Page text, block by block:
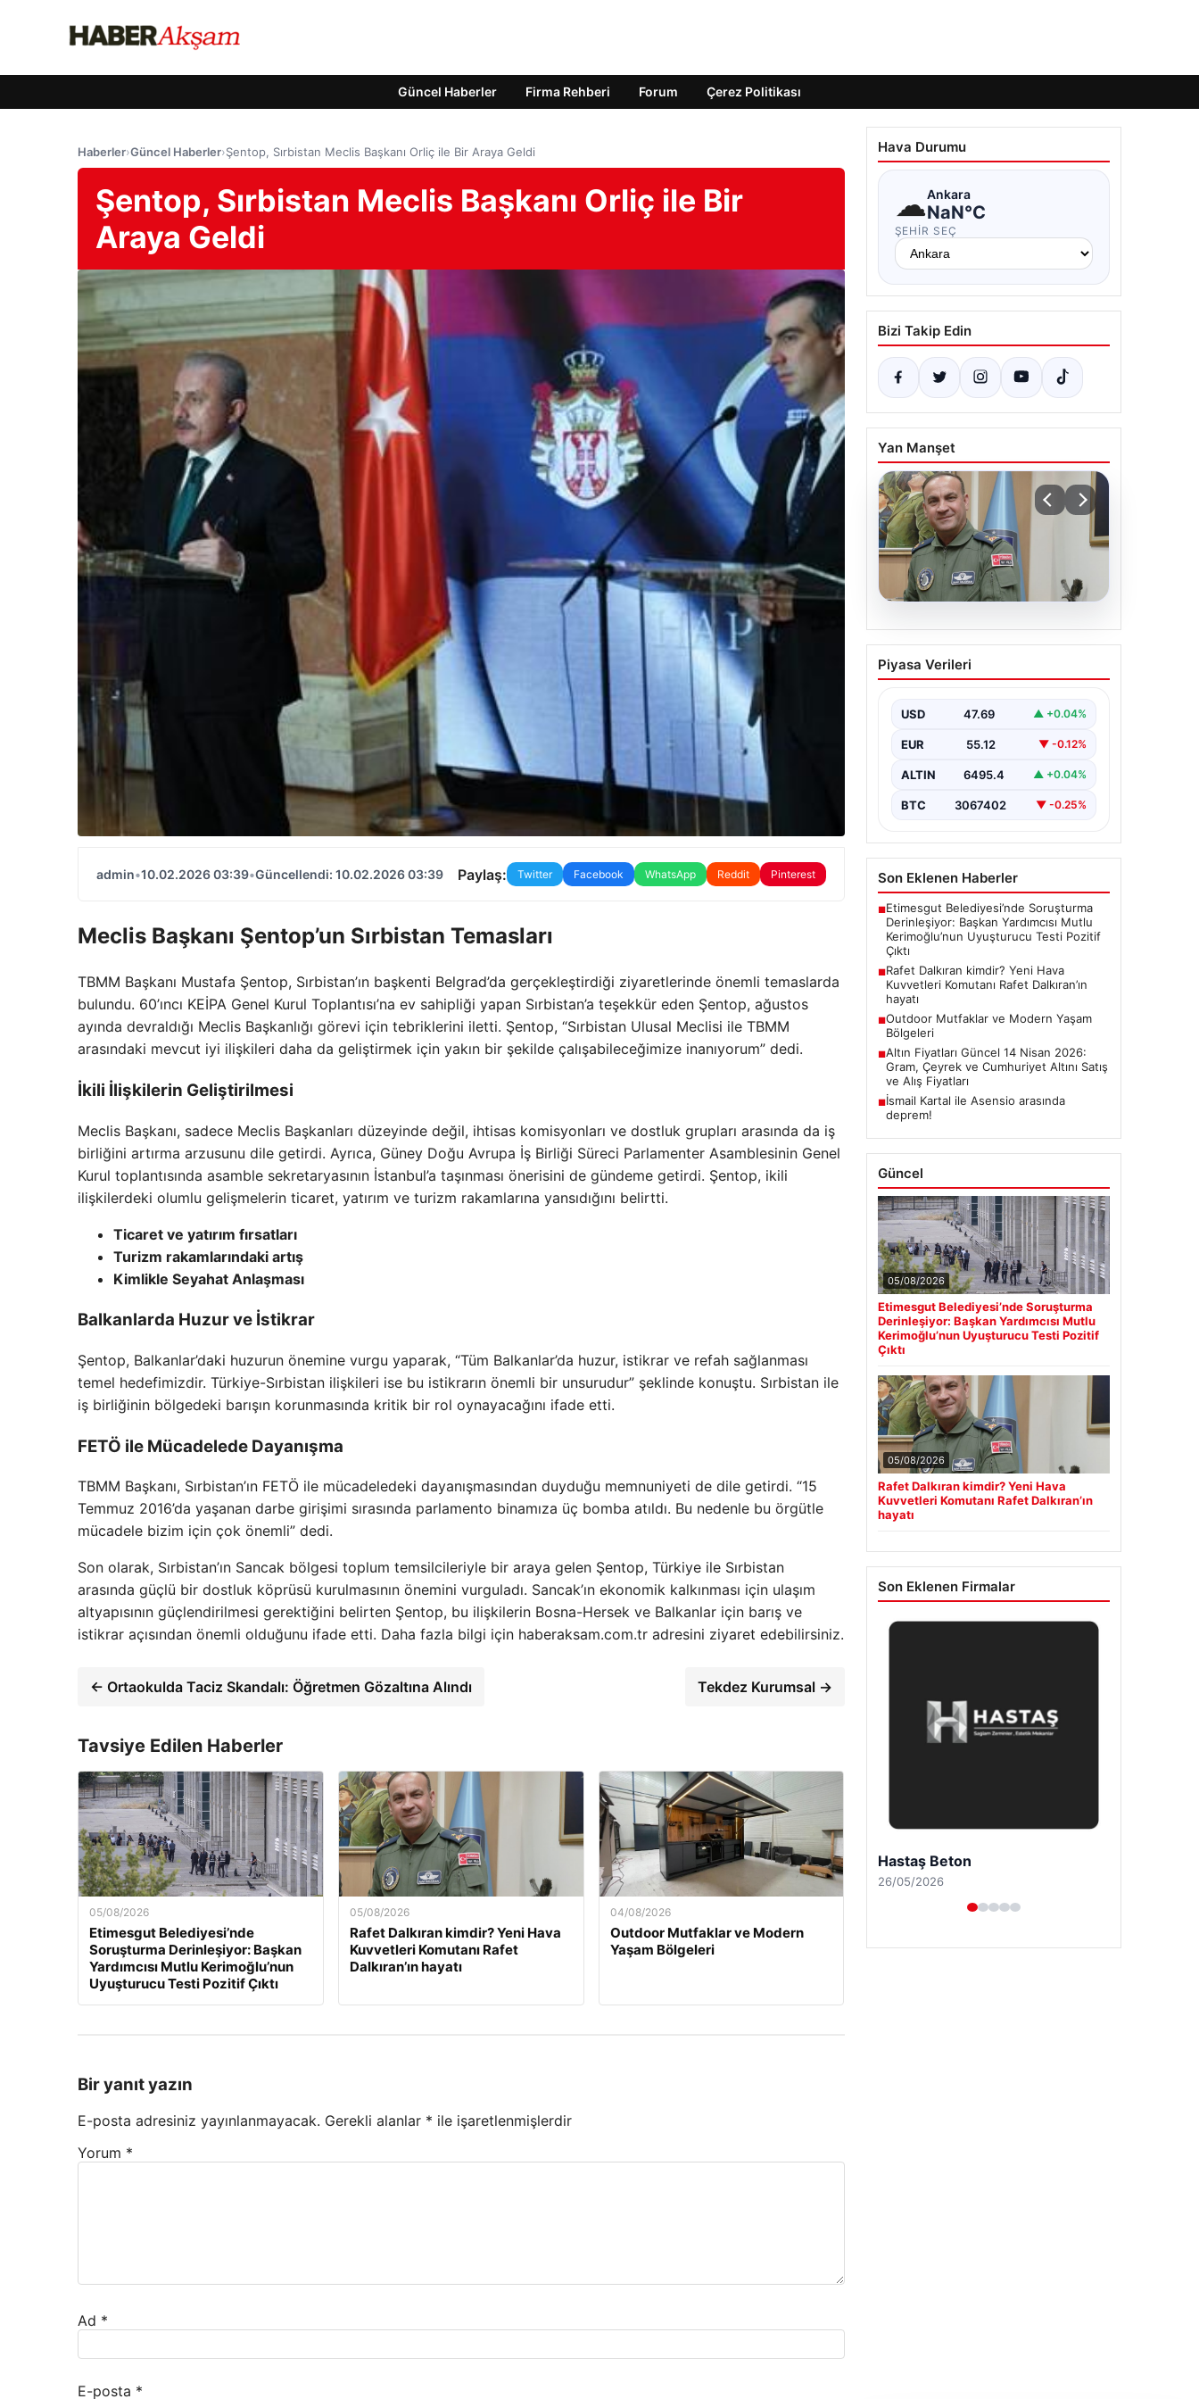
Güncel Haberler Firma Rehberi Forum Çerez Politikası
Haberler›Güncel Haberler›Şentop, Sırbistan Meclis Başkanı Orliç ile Bir Araya Geldi
Şentop, Sırbistan Meclis Başkanı Orliç ile Bir
Araya Geldi
admin•10.02.2026 03:39•Güncellendi: 10.02.2026 03:39 Paylaş: Twitter Facebook WhatsApp Reddit Pinterest
Meclis Başkanı Şentop’un Sırbistan Temasları
TBMM Başkanı Mustafa Şentop, Sırbistan’ın başkenti Belgrad’da gerçekleştirdiği ziyaretlerinde önemli temaslarda
bulundu. 60’ıncı KEİPA Genel Kurul Toplantısı’na ev sahipliği yapan Sırbistan’a teşekkür eden Şentop, ağustos
ayında devraldığı Meclis Başkanlığı görevi için tebriklerini iletti. Şentop, “Sırbistan Ulusal Meclisi ile TBMM
arasındaki mevcut iyi ilişkileri daha da geliştirmek için yakın bir şekilde çalışabileceğimize inanıyorum” dedi.
İkili İlişkilerin Geliştirilmesi
Meclis Başkanı, sadece Meclis Başkanları düzeyinde değil, ihtisas komisyonları ve dostluk grupları arasında da iş
birliğini artırma arzusunu dile getirdi. Ayrıca, Güney Doğu Avrupa İş Birliği Süreci Parlamenter Asamblesinin Genel
Kurul toplantısında asamble sekretaryasının İstanbul’a taşınması önerisini de gündeme getirdi. Şentop, ikili
ilişkilerdeki olumlu gelişmelerin ticaret, yatırım ve turizm rakamlarına yansıdığını belirtti.
Ticaret ve yatırım fırsatları
Turizm rakamlarındaki artış
Kimlikle Seyahat Anlaşması
Balkanlarda Huzur ve İstikrar
Şentop, Balkanlar’daki huzurun önemine vurgu yaparak, “Tüm Balkanlar’da huzur, istikrar ve refah sağlanması
temel hedefimizdir. Türkiye-Sırbistan ilişkileri ise bu istikrarın önemli bir unsurudur” şeklinde konuştu. Sırbistan ile
iş birliğinin bölgedeki barışın korunmasında kritik bir rol oynayacağını ifade etti.
FETÖ ile Mücadelede Dayanışma
TBMM Başkanı, Sırbistan’ın FETÖ ile mücadeledeki dayanışmasından duyduğu memnuniyeti de dile getirdi. “15
Temmuz 2016’da yaşanan darbe girişimi sırasında parlamento binamıza üç bomba atıldı. Bu nedenle bu örgütle
mücadele bizim için çok önemli” dedi.
Son olarak, Sırbistan’ın Sancak bölgesi toplum temsilcileriyle bir araya gelen Şentop, Türkiye ile Sırbistan
arasında güçlü bir dostluk köprüsü kurulmasının önemini vurguladı. Sancak’ın ekonomik kalkınması için ulaşım
altyapısının güçlendirilmesi gerektiğini belirten Şentop, bu ilişkilerin Bosna-Hersek ve Balkanlar için barış ve
istikrar açısından önemli olduğunu ifade etti. Daha fazla bilgi için haberaksam.com.tr adresini ziyaret edebilirsiniz.
← Ortaokulda Taciz Skandalı: Öğretmen Gözaltına Alındı Tekdez Kurumsal →
Tavsiye Edilen Haberler
05/08/2026
Etimesgut Belediyesi’nde
Soruşturma Derinleşiyor: Başkan
Yardımcısı Mutlu Kerimoğlu’nun
Uyuşturucu Testi Pozitif Çıktı
05/08/2026
Rafet Dalkıran kimdir? Yeni Hava
Kuvvetleri Komutanı Rafet
Dalkıran’ın hayatı
04/08/2026
Outdoor Mutfaklar ve Modern
Yaşam Bölgeleri
Bir yanıt yazın
E-posta adresiniz yayınlanmayacak. Gerekli alanlar * ile işaretlenmişlerdir
Yorum *
Ad *
E-posta *
Hava Durumu
☁Ankara
NaN°C
ŞEHIR SEÇ
Bizi Takip Edin
Yan Manşet
Rafet Dalkıran kimdir?
Yeni Hava Kuvvetleri
Dalkıran’ın hayatı
Piyasa Verileri
USD 47.69 ▲ +0.04%
EUR 55.12 ▼ -0.12%
ALTIN 6495.4 ▲ +0.04%
BTC 3067402 ▼ -0.25%
Son Eklenen Haberler
■Etimesgut Belediyesi’nde Soruşturma
Derinleşiyor: Başkan Yardımcısı Mutlu
Kerimoğlu’nun Uyuşturucu Testi Pozitif
Çıktı
■Rafet Dalkıran kimdir? Yeni Hava
Kuvvetleri Komutanı Rafet Dalkıran’ın
hayatı
■Outdoor Mutfaklar ve Modern Yaşam
Bölgeleri
■Altın Fiyatları Güncel 14 Nisan 2026:
Gram, Çeyrek ve Cumhuriyet Altını Satış
ve Alış Fiyatları
■İsmail Kartal ile Asensio arasında
deprem!
Güncel
05/08/2026
Etimesgut Belediyesi’nde Soruşturma
Derinleşiyor: Başkan Yardımcısı Mutlu
Kerimoğlu’nun Uyuşturucu Testi Pozitif
Çıktı
05/08/2026
Rafet Dalkıran kimdir? Yeni Hava
Kuvvetleri Komutanı Rafet Dalkıran’ın
hayatı
Son Eklenen Firmalar
Prenses Night Club
29/04/2026